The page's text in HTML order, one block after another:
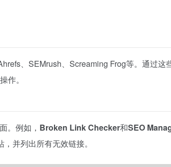
、SEMrush、Screaming Frog等。通过这
作。
。例如， Broken Link Checker和SEO
并列出所有无效链接。